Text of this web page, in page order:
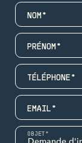
NOM*
PRÉNOM*
TÉLÉPHONE*
EMAIL*
OBJET*